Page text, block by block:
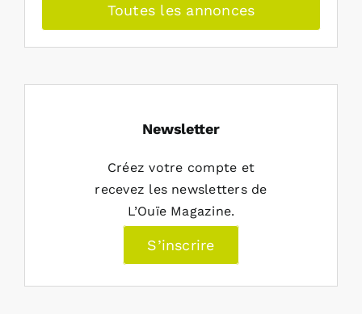
Toutes les annonces
Newsletter
Créez votre compte et
recevez les newsletters de
L’Ouïe Magazine.
S’inscrire